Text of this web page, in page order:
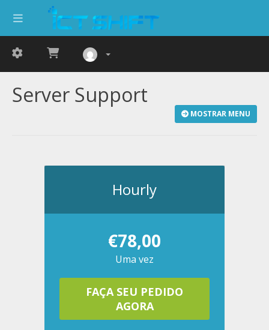
Server Support
MOSTRAR MENU
Hourly
€78,00
Uma vez
FAÇA SEU PEDIDO
AGORA